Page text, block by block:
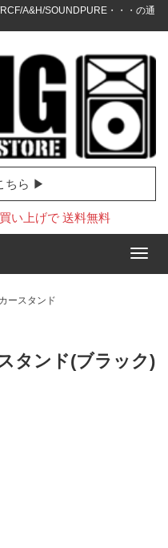
A&H/SOUNDPURE・・・の通
ちら ▶
い上げで 送料無料
ースタンド
タンド(ブラック)